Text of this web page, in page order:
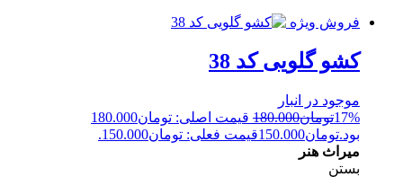
فروش ویژه
کشو گلویی کد 38
موجود در انبار
17%تومان180.000
قیمت اصلی: تومان180.000
بود.تومان150.000قیمت فعلی: تومان150.000.
میراث هنر
بستن